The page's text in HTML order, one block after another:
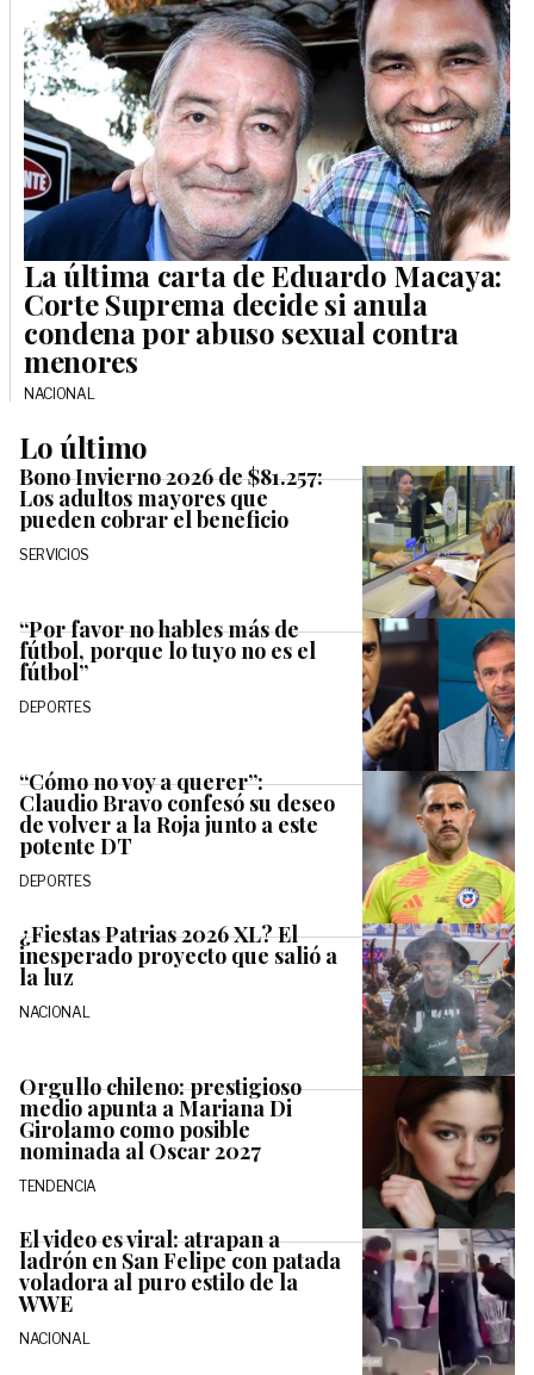
La última carta de Eduardo Macaya:
Corte Suprema decide si anula
condena por abuso sexual contra
menores
NACIONAL
Lo último
Bono Invierno 2026 de $81.257:
Los adultos mayores que
pueden cobrar el beneficio
SERVICIOS
“Por favor no hables más de
fútbol, porque lo tuyo no es el
fútbol”
DEPORTES
“Cómo no voy a querer”:
Claudio Bravo confesó su deseo
de volver a la Roja junto a este
potente DT
DEPORTES
¿Fiestas Patrias 2026 XL? El
inesperado proyecto que salió a
la luz
NACIONAL
Orgullo chileno: prestigioso
medio apunta a Mariana Di
Girolamo como posible
nominada al Oscar 2027
TENDENCIA
El video es viral: atrapan a
ladrón en San Felipe con patada
voladora al puro estilo de la
WWE
NACIONAL